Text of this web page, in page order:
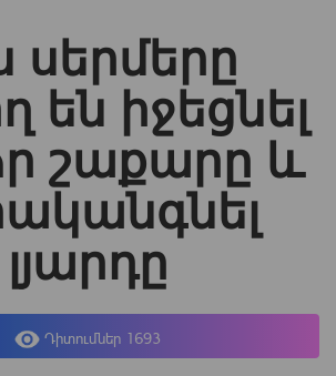
սերմերը
են իջեցնել
շաքարը և
լյարդը
Դիտումներ 1693